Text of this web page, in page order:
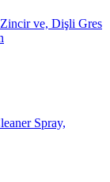
ve, Dişli Gres
Spray,